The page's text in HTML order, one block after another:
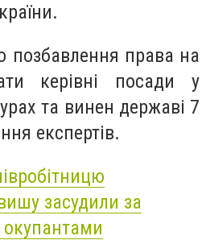
позбавлення права на
керівні посади у
та винен державі 7
експертів.
засудили за
окупантами